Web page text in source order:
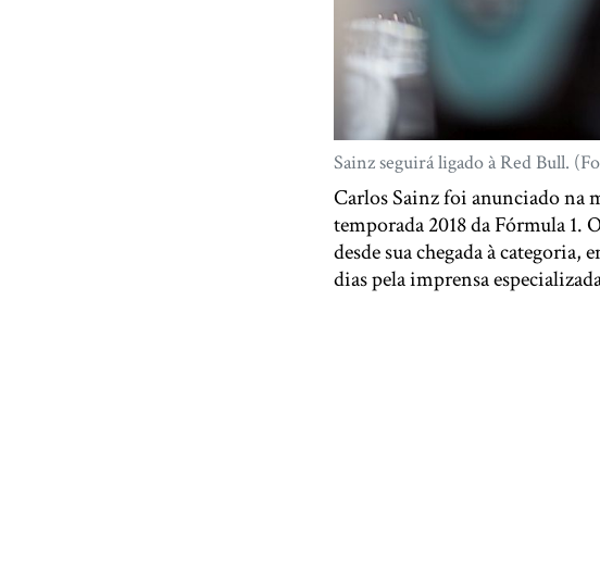
Sainz seguirá ligado à Red Bull.
Carlos Sainz foi anunciado na
temporada 2018 da Fórmula 1.
desde sua chegada à categoria,
dias pela imprensa